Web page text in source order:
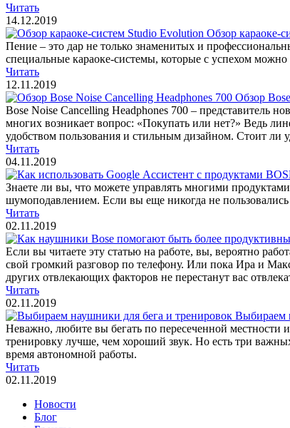
Читать
14.12.2019
Обзор караоке-
Пение – это дар не только знаменитых и
специальные караоке-системы, которые с успехом
Читать
12.11.2019
Обзор
Bose Noise Cancelling Headphones 700 – представитель
многих возникает вопрос: «Покупать или нет?» Ведь
удобством пользования и стильным дизайном. Стоит ли
Читать
04.11.2019
Знаете ли вы, что можете управлять многими
шумоподавлением. Если вы еще никогда не
Читать
02.11.2019
Если вы читаете эту статью на работе, вы, вероятно
свой громкий разговор по телефону. Или пока Ира и
других отвлекающих факторов не перестанут вас
Читать
02.11.2019
Выбираем
Неважно, любите вы бегать по пересеченной местности
тренировку лучше, чем хороший звук. Но есть три
время автономной работы.
Читать
02.11.2019
Новости
Блог